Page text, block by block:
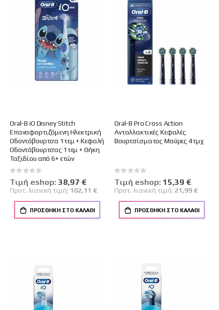
Oral-B iO Disney Stitch
Επαναφορτιζόμενη Ηλεκτρική
Οδοντόβουρτσα 1τεμ + Κεφαλή
Οδοντόβουρτσας 1τεμ + Θήκη
Ταξιδίου από 6+ ετών
Rating:
0%
Tιμή eshop: Ειδική
Τιμή
38,97 €
Προτ. λιανική τιμή: 102,11 €
ΠΡΟΣΘΉΚΗ ΣΤΟ ΚΑΛΆΘΙ
Oral-B Pro Cross Action
Ανταλλακτικές Κεφαλές
Bουρτσίσματος Μαύρες 4τμχ
Rating:
0%
Tιμή eshop: Ειδική
Τιμή
15,39 €
Προτ. λιανική τιμή: 21,99 €
ΠΡΟΣΘΉΚΗ ΣΤΟ ΚΑΛΆΘΙ